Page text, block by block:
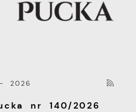
2026
nr 140/2026
Treści promocyjne
na stronach podmiotów
nasze treści w